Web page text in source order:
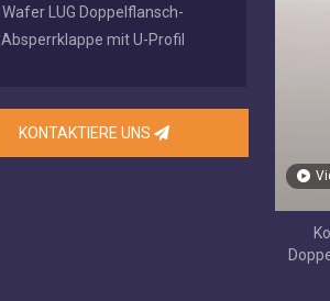
Wafer LUG Doppelflansch-
Absperrklappe mit U-Profil
KONTAKTIERE UNS